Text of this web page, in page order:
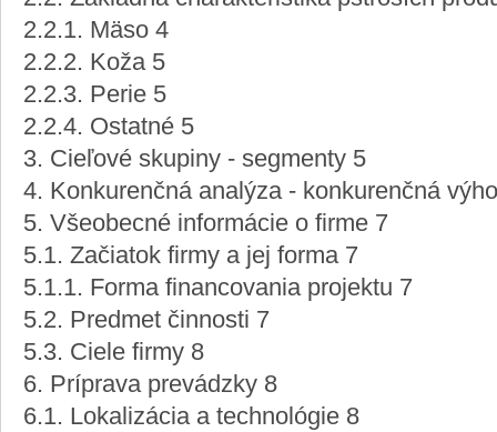
2.2.1. Mäso 4
2.2.2. Koža 5
2.2.3. Perie 5
2.2.4. Ostatné 5
3. Cieľové skupiny - segmenty 5
4. Konkurenčná analýza - konkurenčná
5. Všeobecné informácie o firme 7
5.1. Začiatok firmy a jej forma 7
5.1.1. Forma financovania projektu 7
5.2. Predmet činnosti 7
5.3. Ciele firmy 8
6. Príprava prevádzky 8
6.1. Lokalizácia a technológie 8